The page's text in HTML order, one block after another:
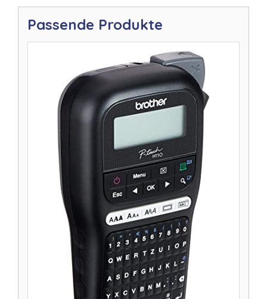
Passende Produkte